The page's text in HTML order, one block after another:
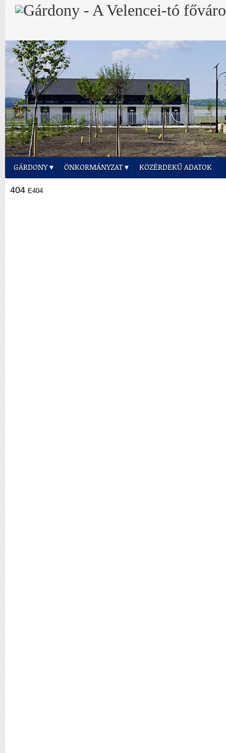
GÁRDONY ÖNKORMÁNYZAT KÖZÉRDEKŰ ADATOK
404 E404